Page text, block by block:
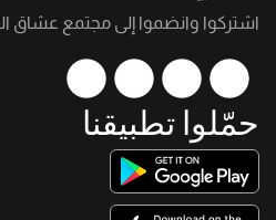
اشتركوا وانضموا إلى مجتمع عشاق
حمّلوا تطبيقنا